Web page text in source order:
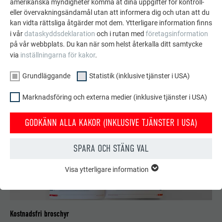
SE FLER REFERENSER
Kostnadsfri broschyr
amerikanska myndigheter komma åt dina uppgifter för kontroll-
eller övervakningsändamål utan att informera dig och utan att du
kan vidta rättsliga åtgärder mot dem. Ytterligare information finns
i vårdataskyddsdeklaration och i rutan med företagsinformation
på vår webbplats. Du kan när som helst återkalla ditt samtycke
via inställningarna för kakor.
Grundläggande Statistik (inklusive tjänster i USA)
Marknadsföring och externa medier (inklusive tjänster i USA)
GODKÄNN ALLA KAKOR (INKLUSIVE TJÄNSTER I USA)
SPARA OCH STÄNG VAL
GRUNDLÄGGANDE
grundläggande funktioner. Detta säkerställer att webbplatsen
Visa ytterligare information